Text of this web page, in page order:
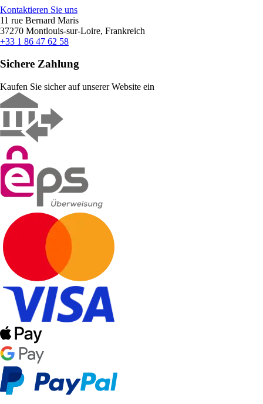
Kontaktieren Sie uns
11 rue Bernard Maris
37270 Montlouis-sur-Loire, Frankreich
+33 1 86 47 62 58
Sichere Zahlung
Kaufen Sie sicher auf unserer Website ein